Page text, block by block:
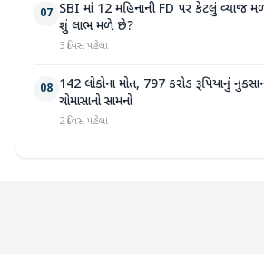
07 SBI માં 12 મહિનાની FD પર કેટલું વ્યાજ
શું લાભ મળે છે?
3 દિવસ પહેલા
08 142 લોકોના મોત, 797 કરોડ રૂપિયાનું
ચોમાસાનો સામનો
2 દિવસ પહેલા